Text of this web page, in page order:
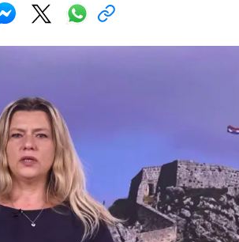
na električnom romobilu te smanjenju
Pokretanje videa...